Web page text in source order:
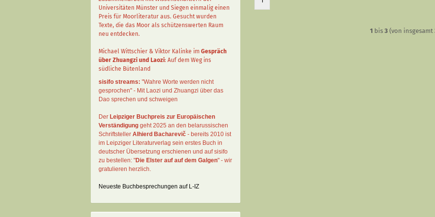
1 bis 3(von insgesamt
Universitäten Münster und Siegen einmalig einen
Preis für Moorliteratur aus. Gesucht wurden
Texte, die das Moor als schützenswerten Raum
neu entdecken.
Michael Wittschier & Viktor Kalinke im Gespräch
über Zhuangzi und Laozi: Auf dem Weg ins
südliche Bütenland
sisifo streams: "Wahre Worte werden nicht
gesprochen" - Mit Laozi und Zhuangzi über das
Dao sprechen und schweigen
Der Leipziger Buchpreis zur Europäischen
Verständigung geht 2025 an den belarussischen
Schriftsteller Alhierd Bacharevič - bereits 2010 ist
im Leipziger Literaturverlag sein erstes Buch in
deutscher Übersetzung erschienen und auf sisifo
zu bestellen: "Die Elster auf auf dem Galgen" - wir
gratulieren herzlich.
Neueste Buchbesprechungen auf L-IZ